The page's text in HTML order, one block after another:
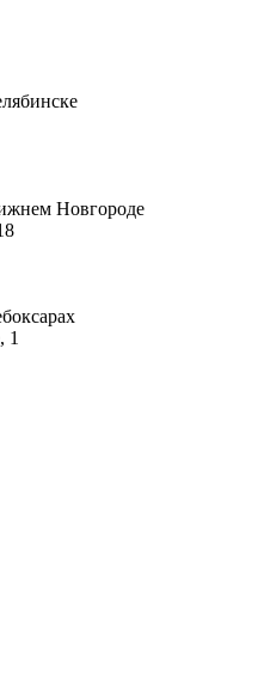
Новгороде
1